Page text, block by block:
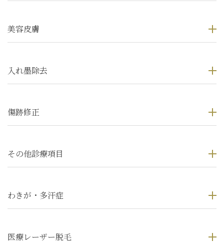
美容皮膚
入れ墨除去
傷跡修正
その他診療項目
わきが・多汗症
医療レーザー脱毛